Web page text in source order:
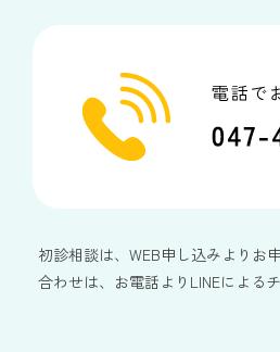
初診相談は、WEB申し込みよりお
合わせは、お電話よりLINEによる